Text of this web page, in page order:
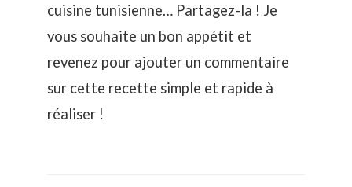
cuisine tunisienne… Partagez-la ! Je
vous souhaite un bon appétit et
revenez pour ajouter un commentaire
sur cette recette simple et rapide à
réaliser !